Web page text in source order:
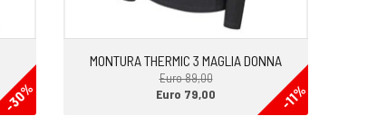
-30%
MONTURA THERMIC 3 MAGLIA DONNA
Euro 89,00
-11%
Euro 79,00